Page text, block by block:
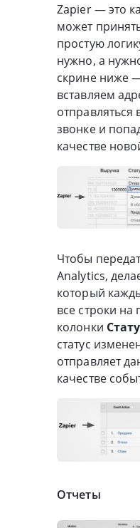
Zapier — это
может
простую
нужно, а
скрине ниже
вставляем
звонке и
качестве
Чтобы
Analytics,
который
все строки
колонки
статус
отправляет
качестве
Отчеты